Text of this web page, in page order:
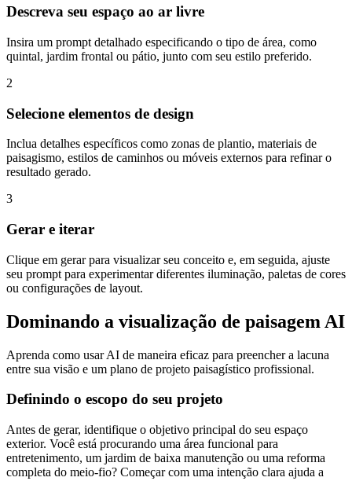
Descreva seu espaço ao ar livre
Insira um prompt detalhado especificando o tipo de área, como
quintal, jardim frontal ou pátio, junto com seu estilo preferido.
2
Selecione elementos de design
Inclua detalhes específicos como zonas de plantio, materiais de
paisagismo, estilos de caminhos ou móveis externos para refinar o
resultado gerado.
3
Gerar e iterar
Clique em gerar para visualizar seu conceito e, em seguida, ajuste
seu prompt para experimentar diferentes iluminação, paletas de cores
ou configurações de layout.
Dominando a visualização de paisagem AI
Aprenda como usar AI de maneira eficaz para preencher a lacuna
entre sua visão e um plano de projeto paisagístico profissional.
Definindo o escopo do seu projeto
Antes de gerar, identifique o objetivo principal do seu espaço
exterior. Você está procurando uma área funcional para
entretenimento, um jardim de baixa manutenção ou uma reforma
completa do meio-fio? Começar com uma intenção clara ajuda a